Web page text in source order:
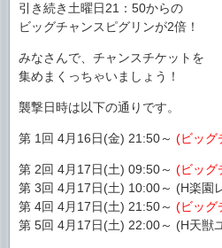
引き続き土曜日21：50からの
ビッグチャンスピグリンが2倍！
みなさんで、チャンスチケットを
集めまくっちゃいましょう！
襲撃日時は以下の通りです。
第 1回 4月16日(金) 21:50～ (ビッグ
第 2回 4月17日(土) 09:50～ (ビッグ
第 3回 4月17日(土) 10:00～ (H楽園
第 4回 4月17日(土) 21:50～ (ビッグ
第 5回 4月17日(土) 22:00～ (H天獣